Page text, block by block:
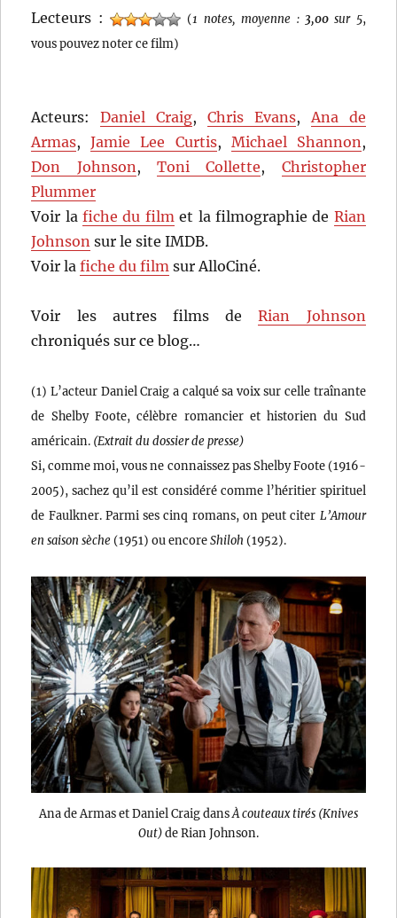
Lecteurs : (1 notes, moyenne : 3,00sur 5,
vous pouvez noter ce film)
Acteurs:Daniel Craig,Chris Evans,Ana de
Armas,Jamie Lee Curtis, Michael Shannon,
Don Johnson,Toni Collette, Christopher
Plummer
Voir lafiche du filmet la filmographie de Rian
Johnson sur le site IMDB.
Voir lafiche du film sur AlloCiné.
Voir les autres films deRian Johnson
chroniqués sur ce blog…
(1) L’acteur Daniel Craig a calqué sa voix sur celle traînante
de Shelby Foote, célèbre romancier et historien du Sud
américain. (Extrait du dossier de presse)
Si, comme moi, vous ne connaissez pas Shelby Foote (1916-
2005), sachez qu’il est considéré comme l’héritier spirituel
de Faulkner. Parmi ses cinq romans, on peut citer L’Amour
en saison sèche(1951) ou encoreShiloh (1952).
Ana de Armas et Daniel Craig dansÀ couteaux tirés (Knives
Out)de Rian Johnson.